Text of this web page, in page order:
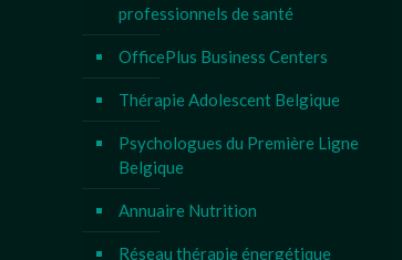
professionnels de santé
OfficePlus Business Centers
Thérapie Adolescent Belgique
Psychologues du Première Ligne
Belgique
Annuaire Nutrition
Réseau thérapie énergétique